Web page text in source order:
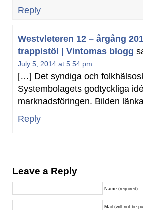
Reply
Westvleteren 12 – årgång
trappistöl | Vintomas blogg
July 5, 2014 at 5:54 pm
[…] Det syndiga och
Systembolagets godtyckliga
marknadsföringen. Bilden
Reply
Leave a Reply
Name (required)
Mail (will not be